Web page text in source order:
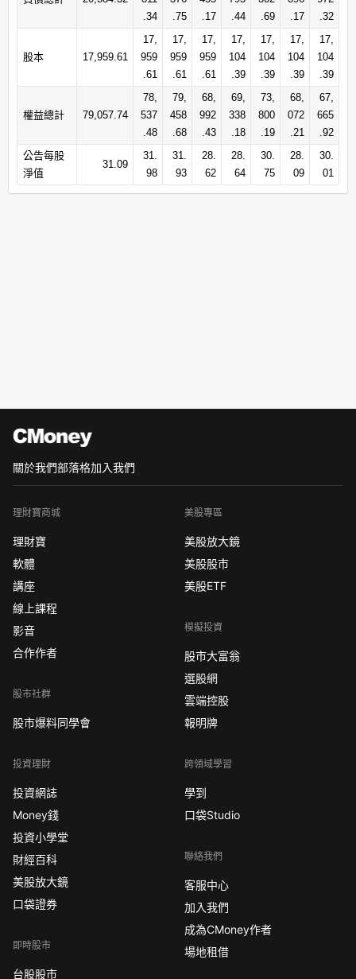
.34
.75
.17
.44
.69
.17
.32
股本 17,959.61
17,
959
.61
17,
959
.61
17,
959
.61
17,
104
.39
17,
104
.39
17,
104
.39
17,
104
.39
權益總計 79,057.74
78,
537
.48
79,
458
.68
68,
992
.43
69,
338
.18
73,
800
.19
68,
072
.21
67,
665
.92
公告每股
淨值
31.09
31.
98
31.
93
28.
62
28.
64
30.
75
28.
09
30.
01
關於我們部落格加入我們
理財寶商城
理財寶
軟體
講座
線上課程
影音
合作作者
股市社群
股市爆料同學會
投資理財
投資網誌
Money錢
投資小學堂
財經百科
美股放大鏡
口袋證券
即時股市
台股股市
美股專區
美股放大鏡
美股股市
美股ETF
模擬投資
股市大富翁
選股網
雲端控股
報明牌
跨領域學習
學到
口袋Studio
聯絡我們
客服中心
加入我們
成為CMoney作者
場地租借